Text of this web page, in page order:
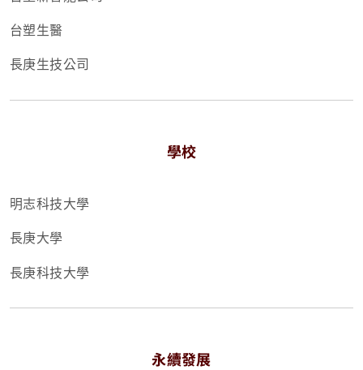
台塑生醫
長庚生技公司
學校
明志科技大學
長庚大學
長庚科技大學
永續發展